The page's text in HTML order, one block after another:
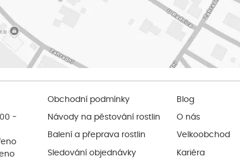
-
Obchodní podmínky
Návody na pěstování rostlin
Balení a přeprava rostlin
Sledování objednávky
Blog
O nás
Velkoobchod
Kariéra